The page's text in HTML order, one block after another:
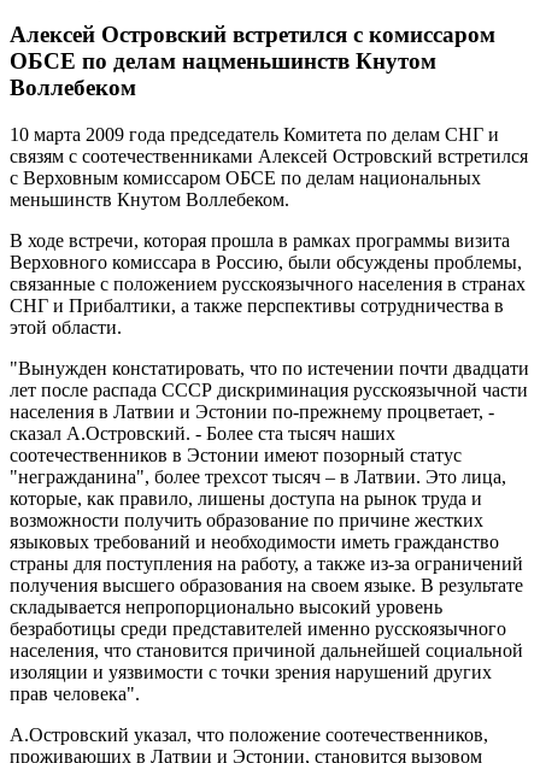
Алексей Островский встретился с комиссаром
ОБСЕ по делам нацменьшинств Кнутом
Воллебеком
10 марта 2009 года председатель Комитета по делам СНГ и
связям с соотечественниками Алексей Островский встретился
с Верховным комиссаром ОБСЕ по делам национальных
меньшинств Кнутом Воллебеком.
В ходе встречи, которая прошла в рамках программы визита
Верховного комиссара в Россию, были обсуждены проблемы,
связанные с положением русскоязычного населения в странах
СНГ и Прибалтики, а также перспективы сотрудничества в
этой области.
"Вынужден констатировать, что по истечении почти двадцати
лет после распада СССР дискриминация русскоязычной части
населения в Латвии и Эстонии по-прежнему процветает, -
сказал А.Островский. - Более ста тысяч наших
соотечественников в Эстонии имеют позорный статус
"негражданина", более трехсот тысяч – в Латвии. Это лица,
которые, как правило, лишены доступа на рынок труда и
возможности получить образование по причине жестких
языковых требований и необходимости иметь гражданство
страны для поступления на работу, а также из-за ограничений
получения высшего образования на своем языке. В результате
складывается непропорционально высокий уровень
безработицы среди представителей именно русскоязычного
населения, что становится причиной дальнейшей социальной
изоляции и уязвимости с точки зрения нарушений других
прав человека".
А.Островский указал, что положение соотечественников,
проживающих в Латвии и Эстонии, становится вызовом